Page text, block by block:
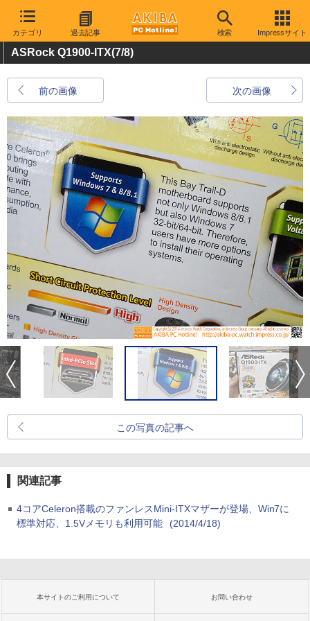
カテゴリ 過去記事 検索 Impressサイト
ASRock Q1900-ITX(7/8)
前の画像 次の画像
この写真の記事へ
関連記事
4コアCeleron搭載のファンレスMini-ITXマザーが登場、Win7に
標準対応、1.5Vメモリも利用可能
(2014/4/18)
本サイトのご利用について お問い合わせ